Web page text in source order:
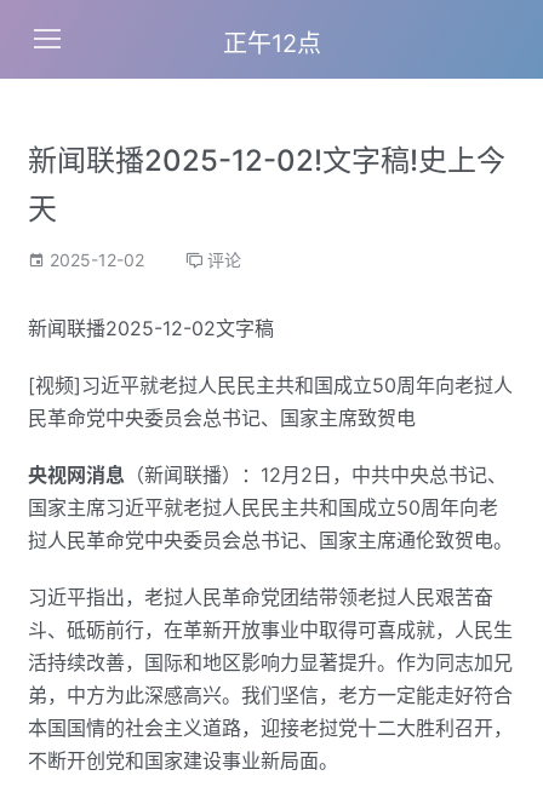
正午12点
新闻联播2025-12-02!文字稿!史上今
天
2025-12-02 评论
新闻联播2025-12-02文字稿
[视频]习近平就老挝人民民主共和国成立50周年向老挝人
民革命党中央委员会总书记、国家主席致贺电
央视网消息 （新闻联播）：12月2日，中共中央总书记、
国家主席习近平就老挝人民民主共和国成立50周年向老
挝人民革命党中央委员会总书记、国家主席通伦致贺电。
习近平指出，老挝人民革命党团结带领老挝人民艰苦奋
斗、砥砺前行，在革新开放事业中取得可喜成就，人民生
活持续改善，国际和地区影响力显著提升。作为同志加兄
弟，中方为此深感高兴。我们坚信，老方一定能走好符合
本国国情的社会主义道路，迎接老挝党十二大胜利召开，
不断开创党和国家建设事业新局面。